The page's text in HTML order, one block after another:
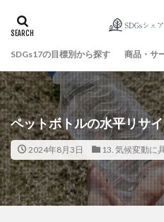
SDGs17の目標別から探す 商品・サ
ペットボトルの水平リサ
2024年8月3日 13. 気候変動に
検